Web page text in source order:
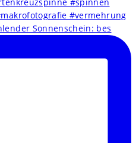
Sonnenschein: bes